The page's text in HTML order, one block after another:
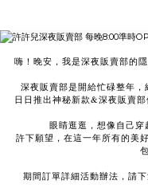
嗨！晚安，我是深夜販賣部的
深夜販賣部是開給忙碌整年，
日日推出神秘新款&深夜販賣
眼睛逛逛，想像自己
許下願望，在這一年所有的美
期間訂單詳細活動辦法，請